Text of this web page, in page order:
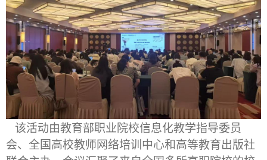
该活动由教育部职业院校信息化教学指导委员
会、全国高校教师网络培训中心和高等教育出版社